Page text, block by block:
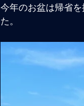
今年のお盆は帰省
た。